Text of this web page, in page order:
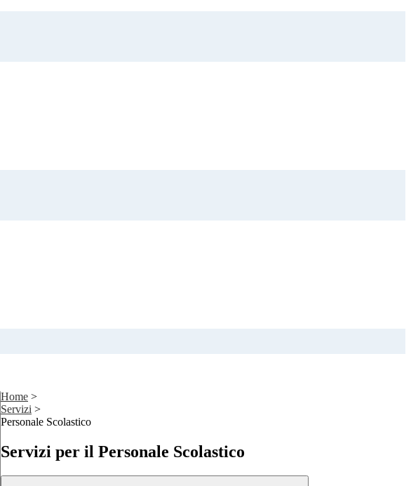
Home >
Servizi >
Personale Scolastico
Servizi per il Personale Scolastico